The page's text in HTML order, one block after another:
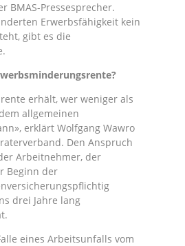
BMAS-Pressesprecher.
Erwerbsfähigkeit kein
gibt es die
erhält, wer weniger als
allgemeinen
erklärt Wolfgang Wawro
Den Anspruch
Arbeitnehmer, der
Beginn der
drei Jahre lang
eines Arbeitsunfalls vom